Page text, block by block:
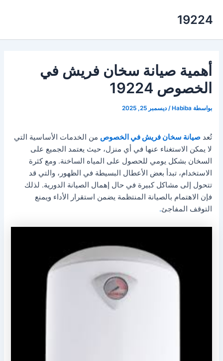
19224
أهمية صيانة سخان فريش في
الخصوص 19224
بواسطة Habiba
/ديسمبر 25, 2025
تُعدصيانة سخان فريش في الخصوص من الخدمات الأساسية التي
لا يمكن الاستغناء عنها في أي منزل، حيث يعتمد الجميع على
السخان بشكل يومي للحصول على المياه الساخنة. ومع كثرة
الاستخدام، تبدأ بعض الأعطال البسيطة في الظهور، والتي قد
تتحول إلى مشاكل كبيرة في حال إهمال الصيانة الدورية. لذلك
فإن الاهتمام بالصيانة المنتظمة يضمن استقرار الأداء ويمنع
التوقف المفاجئ.